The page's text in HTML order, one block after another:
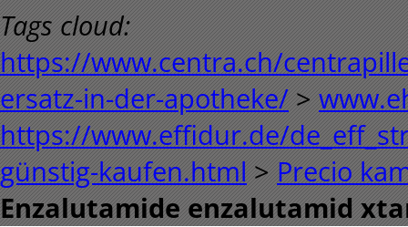
Tags cloud:
https://www.centra.ch/
ersatz-in-der-apotheke/ >
https://www.effidur.de/
günstig-kaufen.html > Precio
Enzalutamide enzalutamid